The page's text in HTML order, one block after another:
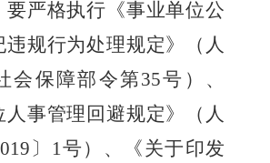
要严格执行《事业单位公
违规行为处理规定》（人
会保障部令第35号）、
人事管理回避规定》（人
〕 1号）、《关于印发